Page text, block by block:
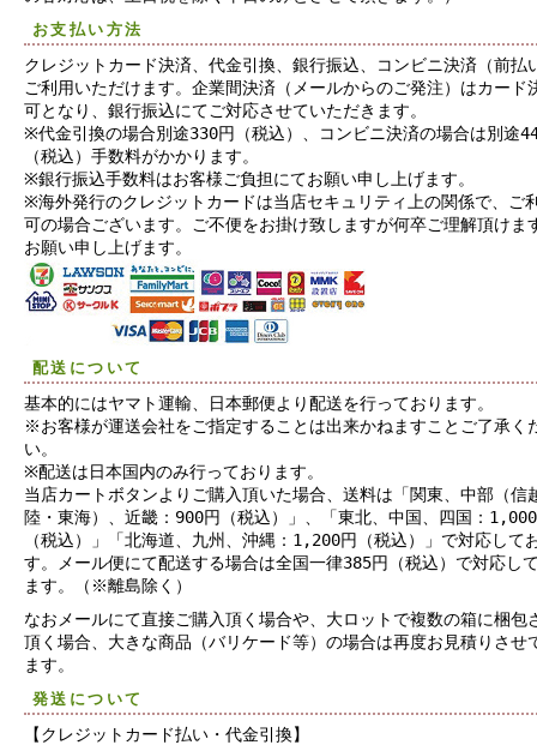
お支払い方法
クレジットカード決済、代金引換、銀行振込、コンビニ決済（前払
ご利用いただけます。企業間決済（メールからのご発注）はカード
可となり、銀行振込にてご対応させていただきます。
※代金引換の場合別途330円（税込）、コンビニ決済の場合は別途
（税込）手数料がかかります。
※銀行振込手数料はお客様ご負担にてお願い申し上げます。
※海外発行のクレジットカードは当店セキュリティ上の関係で、ご
可の場合ございます。ご不便をお掛け致しますが何卒ご理解頂けま
お願い申し上げます。
配送について
基本的にはヤマト運輸、日本郵便より配送を行っております。
※お客様が運送会社をご指定することは出来かねますことご了承く
い。
※配送は日本国内のみ行っております。
当店カートボタンよりご購入頂いた場合、送料は「関東、中部（信
陸・東海）、近畿：900円（税込）」、「東北、中国、四国：
（税込）」「北海道、九州、沖縄：1,200円（税込）」で対応して
す。メール便にて配送する場合は全国一律385円（税込）で対応し
ます。（※離島除く）
なおメールにて直接ご購入頂く場合や、大ロットで複数の箱に梱包
頂く場合、大きな商品（バリケード等）の場合は再度お見積りさせ
ます。
発送について
【クレジットカード払い・代金引換】